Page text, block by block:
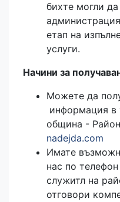
бихте могли
етап на
услуги.
Начини за
Можете да
информация в
община -
nadejda.com
Имате
нас по
служитл на
отговори